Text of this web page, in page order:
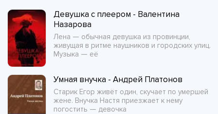
Девушка с плеером - Валентина
Назарова
Лена — обычная девушка из провинции,
живущая в ритме наушников и городских улиц.
Музыка — её
Умная внучка - Андрей Платонов
Старик Егор живёт один, скучает по умершей
жене. Внучка Настя приезжает к нему
погостить — девочка